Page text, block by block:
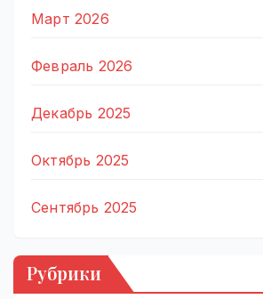
Март 2026
Февраль 2026
Декабрь 2025
Октябрь 2025
Сентябрь 2025
Рубрики